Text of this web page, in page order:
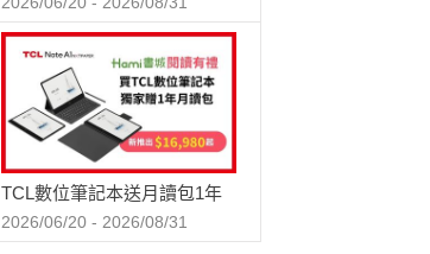
TCL數位筆記本送月讀包1年
2026/06/20 - 2026/08/31